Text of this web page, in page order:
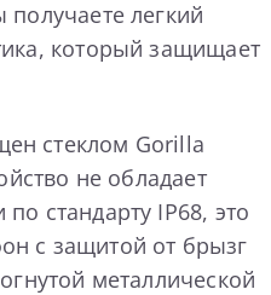
легкий
который защищает
стеклом Gorilla
не обладает
стандарту IP68, это
с защитой от брызг
металлической